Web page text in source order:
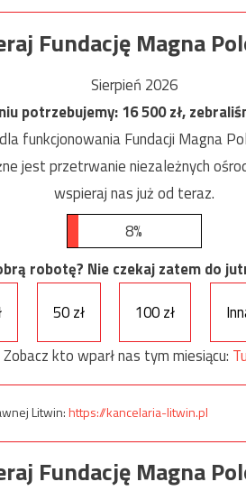
Fundację Magna
Sierpień 2026
potrzebujemy:16 500zł,
funkcjonowania Fundacji Magna
jest przetrwanie niezależnych
wspieraj nas już od teraz.
8%
robotę? Nie czekaj zatem do
50 zł 100 zł
Zobacz kto wparł nas tym miesiącu:
Litwin:https://kancelaria-litwin.pl
Fundację Magna